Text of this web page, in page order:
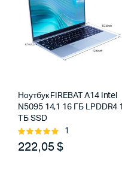
Ноутбук FIREBAT A14 Intel
N5095 14,1 16 ГБ LPDDR4 1
ТБ SSD
Оценка
5.00из 5
1
222,05$